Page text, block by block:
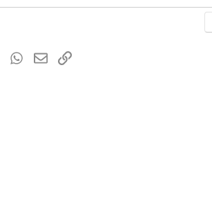
TumblrWhatsApp
E-MailLink